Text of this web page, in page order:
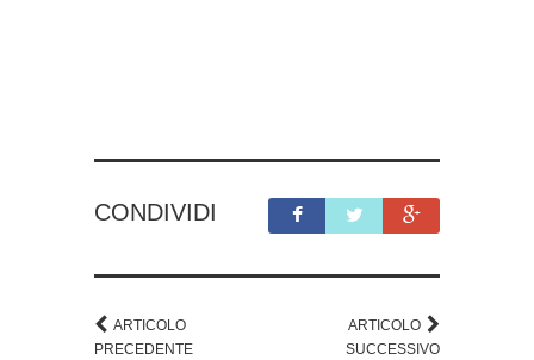
CONDIVIDI
ARTICOLO
PRECEDENTE
ARTICOLO
SUCCESSIVO